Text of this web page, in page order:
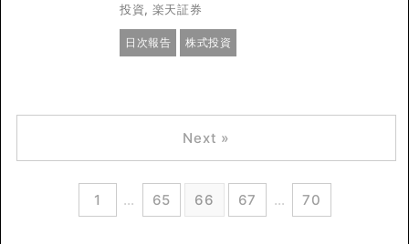
投資, 楽天証券
日次報告 株式投資
1 … 65 66 67 … 70
Next »